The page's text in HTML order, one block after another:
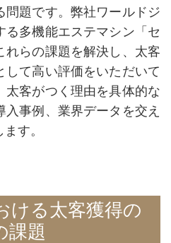
問題です。弊社ワールドジ
る多機能エステマシン「セ
れらの課題を解決し、太客
て高い評価をいただいて
太客がつく理由を具体的な
事例、業界データを交え
す。
ける太客獲得の
課題